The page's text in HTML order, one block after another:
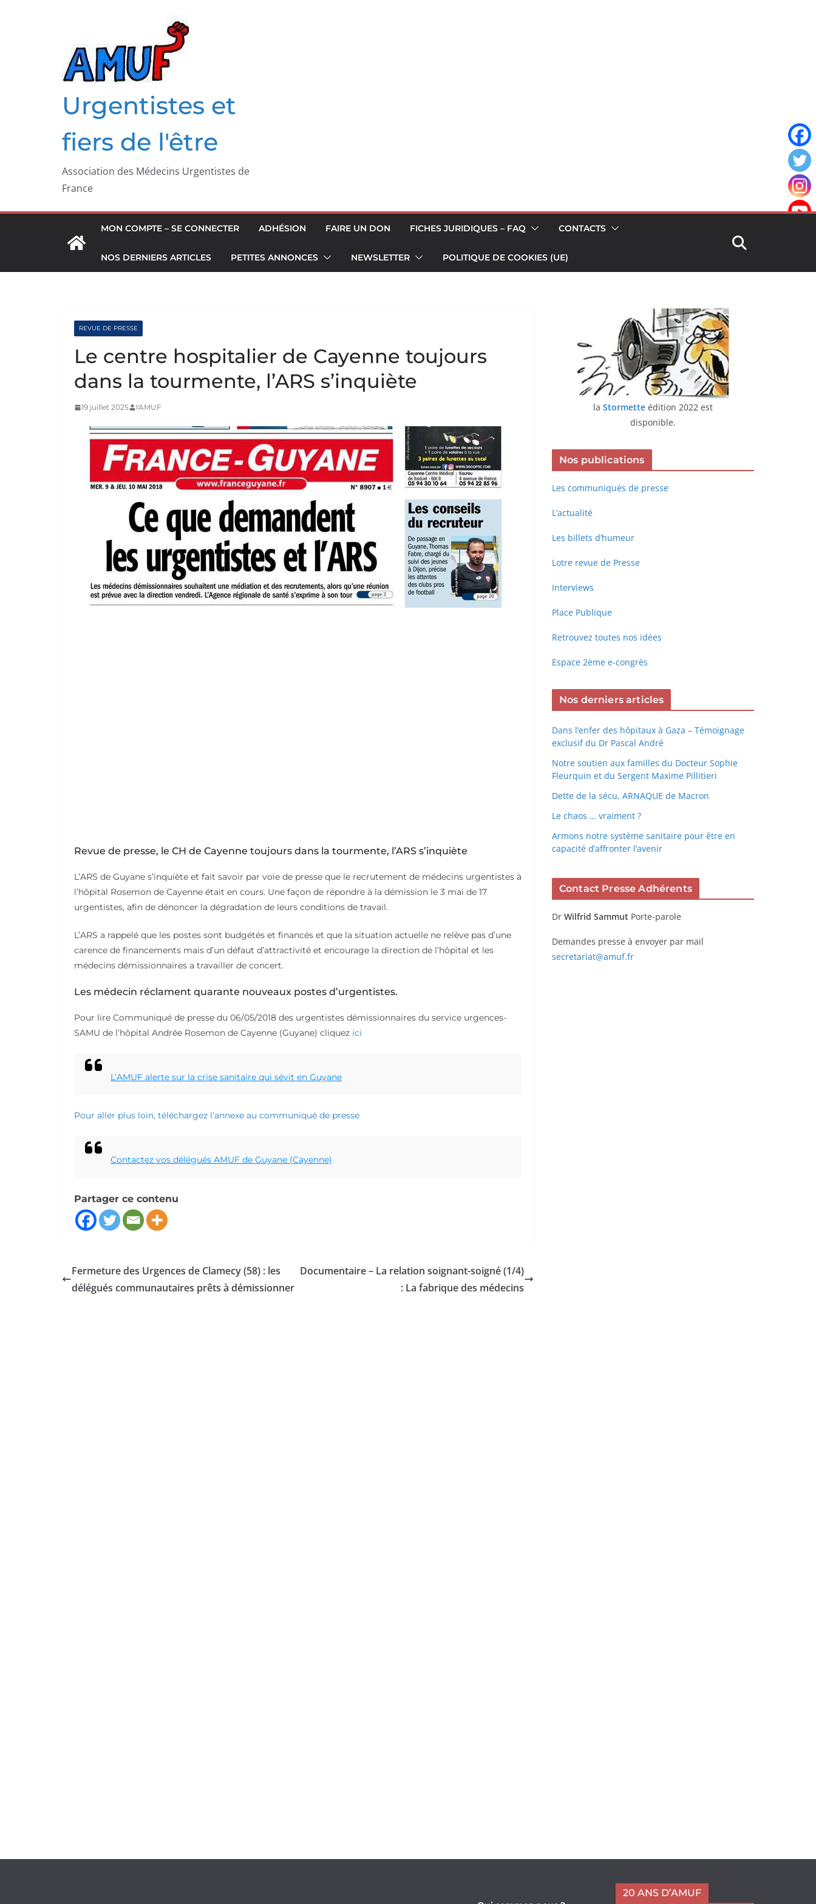
Urgentistes et
fiers de l'être
Association des Médecins Urgentistes de
France
MON COMPTE – SE CONNECTER ADHÉSION FAIRE UN DON FICHES JURIDIQUES – FAQ CONTACTS
NOS DERNIERS ARTICLES PETITES ANNONCES NEWSLETTER POLITIQUE DE COOKIES (UE)
REVUE DE PRESSE
Le centre hospitalier de Cayenne toujours
dans la tourmente, l’ARS s’inquiète
19 juillet 2025 l'AMUF
Revue de presse, le CH de Cayenne toujours dans la tourmente, l’ARS s’inquiète
L’ARS de Guyane s’inquiète et fait savoir par voie de presse que le recrutement de médecins urgentistes à
l’hôpital Rosemon de Cayenne était en cours. Une façon de répondre à la démission le 3 mai de 17
urgentistes, afin de dénoncer la dégradation de leurs conditions de travail.
L’ARS a rappelé que les postes sont budgétés et financés et que la situation actuelle ne relève pas d’une
carence de financements mais d’un défaut d’attractivité et encourage la direction de l’hôpital et les
médecins démissionnaires a travailler de concert.
Les médecin réclament quarante nouveaux postes d’urgentistes.
Pour lire Communiqué de presse du 06/05/2018 des urgentistes démissionnaires du service urgences-
SAMU de l’hôpital Andrée Rosemon de Cayenne (Guyane) cliquez ici
L’AMUF alerte sur la crise sanitaire qui sévit en Guyane
Pour aller plus loin, téléchargez l’annexe au communiqué de presse
Contactez vos délégués AMUF de Guyane (Cayenne)
Partager ce contenu
Fermeture des Urgences de Clamecy (58) : les
délégués communautaires prêts à démissionner
Documentaire – La relation soignant-soigné (1/4)
: La fabrique des médecins
la Stormette édition 2022 est
disponible.
Nos publications
Les communiqués de presse
L’actualité
Les billets d’humeur
Lotre revue de Presse
Interviews
Place Publique
Retrouvez toutes nos idées
Espace 2ème e-congrès
Nos derniers articles
Dans l’enfer des hôpitaux à Gaza – Témoignage
exclusif du Dr Pascal André
Notre soutien aux familles du Docteur Sophie
Fleurquin et du Sergent Maxime Pillitieri
Dette de la sécu, ARNAQUE de Macron
Le chaos … vraiment ?
Armons notre système sanitaire pour être en
capacité d’affronter l’avenir
Contact Presse Adhérents
Dr Wilfrid Sammut Porte-parole
Demandes presse à envoyer par mail
secretariat@amuf.fr
20 ANS D’AMUF